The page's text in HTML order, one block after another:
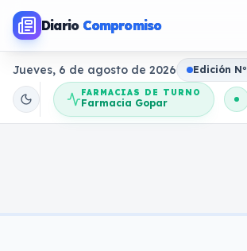
Diario Compromiso
Jueves, 6 de agosto de 2026 Edición No
FARMACIAS DE TURNO
Farmacia Gopar